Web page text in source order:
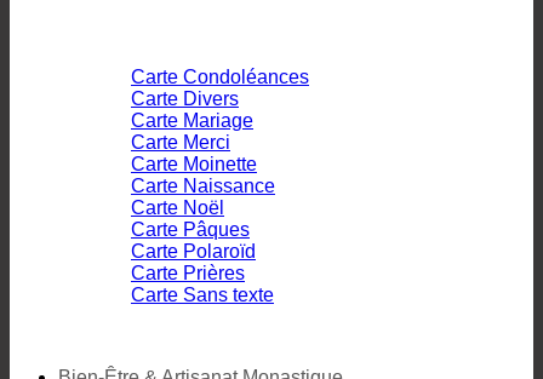
Carte Condoléances
Carte Divers
Carte Mariage
Carte Merci
Carte Moinette
Carte Naissance
Carte Noël
Carte Pâques
Carte Polaroïd
Carte Prières
Carte Sans texte